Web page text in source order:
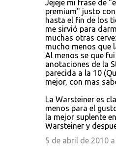
Jejeje mi frase de
premium" justo
hasta el fin de los
me sirvió para
muchas otras
mucho menos que
Al menos se que
anotaciones de la
parecida a la 10
mejor, con mas
La Warsteiner es
menos para el
la mejor suplente
Warsteiner y
5 de abril de 2010 a